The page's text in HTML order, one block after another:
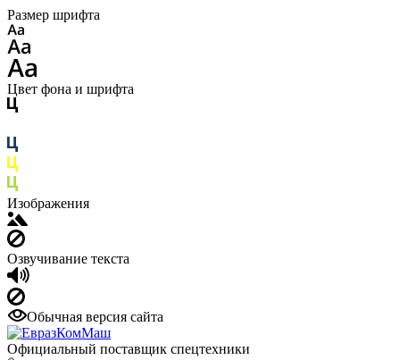
Размер шрифта
Цвет фона и шрифта
Изображения
Озвучивание текста
Обычная версия сайта
Официальный поставщик спецтехники